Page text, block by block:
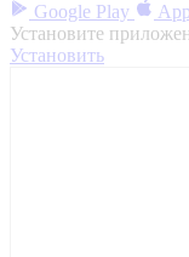
Google Play
Установите
Установить